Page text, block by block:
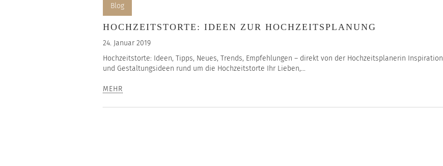
Blog
HOCHZEITSTORTE: IDEEN ZUR HOCHZEITSPLANUNG
24. Januar 2019
Hochzeitstorte: Ideen, Tipps, Neues, Trends, Empfehlungen – direkt von der Hochzeitsplanerin Inspiration
und Gestaltungsideen rund um die Hochzeitstorte Ihr Lieben,...
MEHR